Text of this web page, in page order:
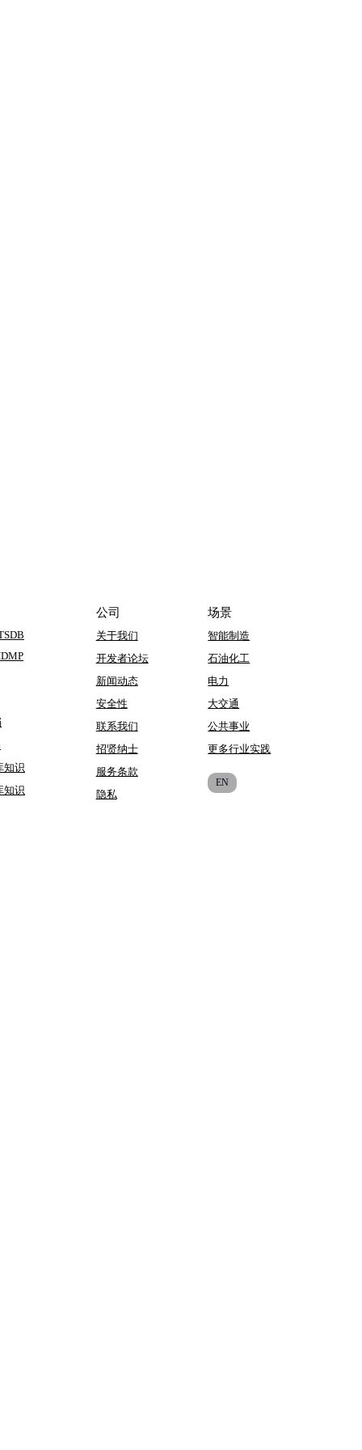
知识
知识
公司
关于我们
开发者论坛
新闻动态
安全性
联系我们
招贤纳士
服务条款
隐私
场景
智能制造
石油化工
电力
大交通
公共事业
更多行业实践
EN